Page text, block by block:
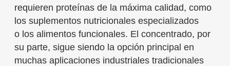
requieren proteínas de la máxima calidad, como
los suplementos nutricionales especializados
o los alimentos funcionales. El concentrado, por
su parte, sigue siendo la opción principal en
muchas aplicaciones industriales tradicionales